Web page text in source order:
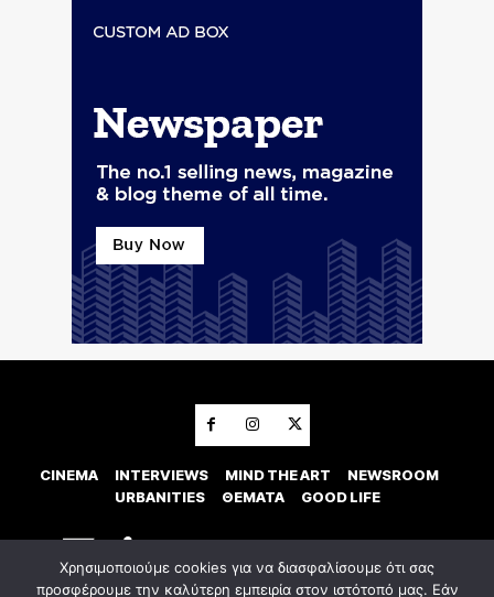
CINEMA INTERVIEWS MIND THE ART
NEWSROOM
URBANITIES
ΘΕΜΑΤΑ GOOD LIFE
Χρησιμοποιούμε cookies για να διασφαλίσουμε ότι σας
προσφέρουμε την καλύτερη εμπειρία στον ιστότοπό μας. Εάν